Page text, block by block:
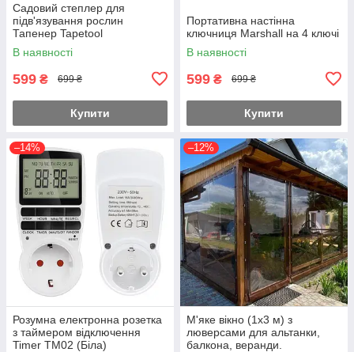
Садовий степлер для
підв'язування рослин
Тапенер Tapetool
В наявності
599 ₴ 699 ₴
Купити
Портативна настінна
ключниця Marshall на 4 ключі
В наявності
599 ₴ 699 ₴
Купити
–14%
Розумна електронна розетка
з таймером відключення
Timer TM02 (Біла)
–12%
М'яке вікно (1х3 м) з
люверсами для альтанки,
балкона, веранди.